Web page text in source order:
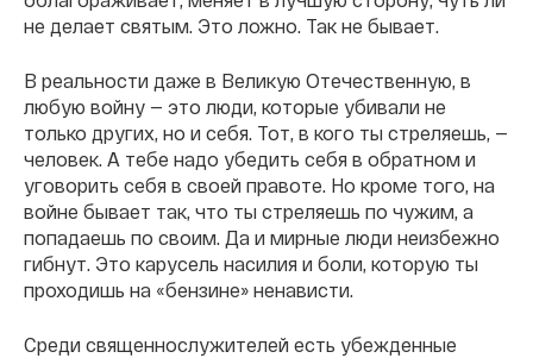
не делает святым. Это ложно. Так не бывает.
В реальности даже в Великую Отечественную, в
любую войну — это люди, которые убивали не
только других, но и себя. Тот, в кого ты стреляешь, —
человек. А тебе надо убедить себя в обратном и
уговорить себя в своей правоте. Но кроме того, на
войне бывает так, что ты стреляешь по чужим, а
попадаешь по своим. Да и мирные люди неизбежно
гибнут. Это карусель насилия и боли, которую ты
проходишь на «бензине» ненависти.
Среди священнослужителей есть убежденные